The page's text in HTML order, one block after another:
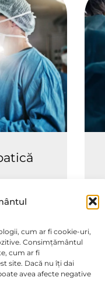
cum ar fi cookie-uri,
Consimțământul
cum ar fi
site. Dacă nu îți dai
avea afecte negative
(GDPR)